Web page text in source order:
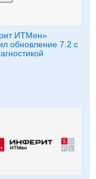
ИТМен»
обновление 7.2 с